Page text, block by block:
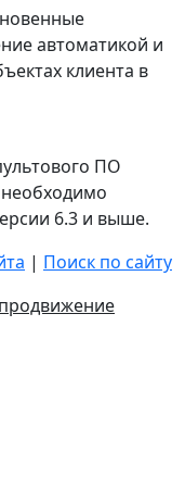
автоматикой и
клиента в
ПО
6.3 и выше.
| Поиск по сайту
продвижение